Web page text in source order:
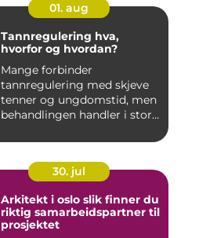
01. aug
Tannregulering hva,
hvorfor og hvordan?
Mange forbinder
tannregulering med skjeve
tenner og ungdomstid, men
behandlingen handler i stor
30. jul
Arkitekt i oslo slik finner du
riktig samarbeidspartner til
prosjektet